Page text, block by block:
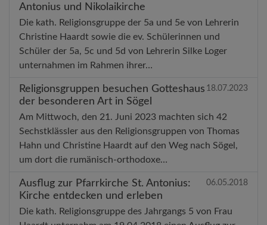
Antonius und Nikolaikirche
Die kath. Religionsgruppe der 5a und 5e von Lehrerin
Christine Haardt sowie die ev. Schülerinnen und
Schüler der 5a, 5c und 5d von Lehrerin Silke Loger
unternahmen im Rahmen ihrer…
Religionsgruppen besuchen Gotteshaus
der besonderen Art in Sögel
18.07.2023
Am Mittwoch, den 21. Juni 2023 machten sich 42
Sechstklässler aus den Religionsgruppen von Thomas
Hahn und Christine Haardt auf den Weg nach Sögel,
um dort die rumänisch-orthodoxe…
Ausflug zur Pfarrkirche St. Antonius:
Kirche entdecken und erleben
06.05.2018
Die kath. Religionsgruppe des Jahrgangs 5 von Frau